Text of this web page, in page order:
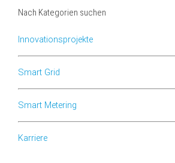
Nach Kategorien suchen
Innovationsprojekte
Smart Grid
Smart Metering
Karriere